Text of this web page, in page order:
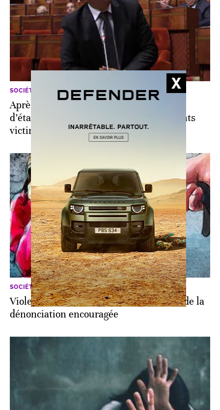
SOCIÉTÉ
Après l’affaire Sanae, vers la création
d’établissements de protection des enfants
victimes de viol
SOCIÉTÉ
Violences contre les femmes: la culture de la
dénonciation encouragée